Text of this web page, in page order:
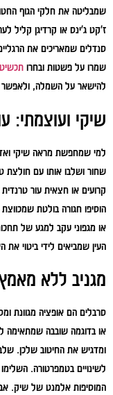
שמבליטה את חלקי הגוף
ז'קט ג'ינס או קרדיגן קליל
סנדלים שמאריכים את
שמרו על פשטות ובחרו
להישאר על השמלה, ולאפשר
שיקי ועוצמתי:
למי שמחפשת מראה שיקי
שחור ושלבו אותו עם חולצת
קרועים או חצאית עור
הוסיפו חגורה בולטת
או מגפוני עקב למגע של
העין שמביאים לידי ביטוי את
מגניב ללא
סרבלים הם אופציה מגוונת
או בדוגמה שובבה שמתאימה
ומדגיש את החיטוב שלכן.
לשינויים בטמפרטורה.
המוסיפות אלמנט של שיק.